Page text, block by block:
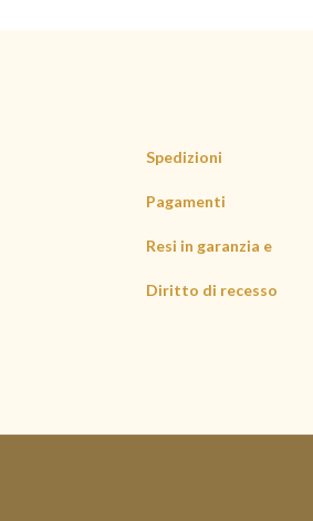
Spedizioni
Pagamenti
Resi in garanzia e
Diritto di recesso